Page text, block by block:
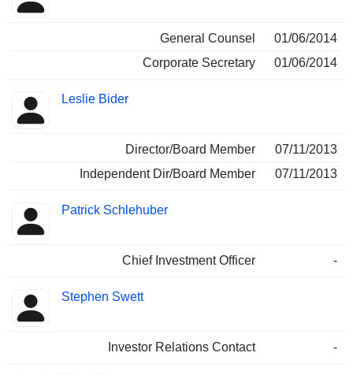
General Counsel
01/06/2014
Corporate Secretary
01/06/2014
Leslie Bider
Director/Board Member
07/11/2013
Independent Dir/Board Member
07/11/2013
Patrick Schlehuber
Chief Investment Officer -
Stephen Swett
Investor Relations Contact -